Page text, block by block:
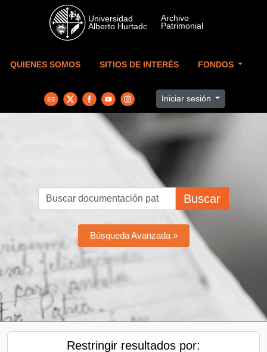
Skip to main content
QUIENES SOMOS SITIOS DE INTERÉS FONDOS
Iniciar sesión
Buscar
Búsqueda Avanzada »
Restringir resultados por: